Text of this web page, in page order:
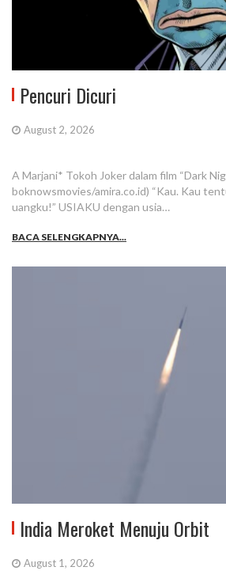
Pencuri Dicuri
August 2, 2026
A Marjani* Tokoh Joker dalam film “Dark
boknowsmovies/amira.co.id) “Kau. Kau
uangku!” USIAKU dengan usia…
BACA SELENGKAPNYA...
India Meroket Menuju Orbit
August 1, 2026